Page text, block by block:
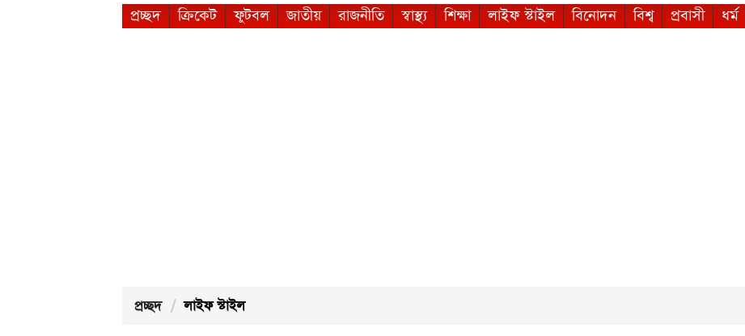
প্রচ্ছদ
ক্রিকেট ফুটবল জাতীয় রাজনীতি স্বাস্থ্য শিক্ষা লাইফ স্টাইল বিনোদন বিশ্ব প্রবাসী ধর্ম
প্রচ্ছদ লাইফ স্টাইল